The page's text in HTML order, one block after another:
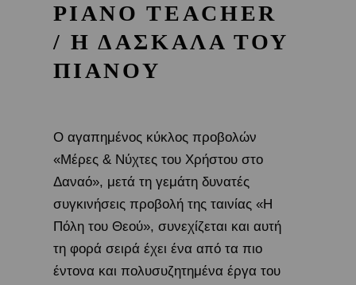
PIANO TEACHER
/ Η ΔΑΣΚΑΛΑ ΤΟΥ
ΠΙΑΝΟΥ
Ο αγαπημένος κύκλος προβολών
«Μέρες & Νύχτες του Χρήστου στο
Δαναό», μετά τη γεμάτη δυνατές
συγκινήσεις προβολή της ταινίας «Η
Πόλη του Θεού», συνεχίζεται και αυτή
τη φορά σειρά έχει ένα από τα πιο
έντονα και πολυσυζητημένα έργα του